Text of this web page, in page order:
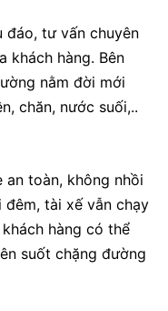
đáo, tư vấn chuyên
khách hàng. Bên
nằm đời mới
chăn, nước suối,..
toàn, không nhồi
đêm, tài xế vẫn chạy
hàng có thể
suốt chặng đường